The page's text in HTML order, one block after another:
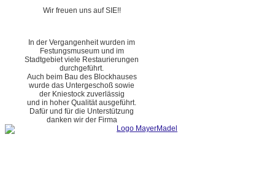
Wir freuen uns auf SIE!!
In der Vergangenheit wurden im
Festungsmuseum und im
Stadtgebiet viele Restaurierungen
durchgeführt.
Auch beim Bau des Blockhauses
wurde das Untergeschoß sowie
der Kniestock zuverlässig
und in hoher Qualität ausgeführt.
Dafür und für die Unterstützung
danken wir der Firma